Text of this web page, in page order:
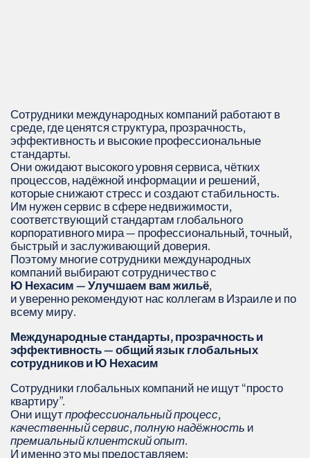
Сотрудники международных компаний работают в
среде, где ценятся структура, прозрачность,
эффективность и высокие профессиональные
стандарты.
Они ожидают высокого уровня сервиса, чётких
процессов, надёжной информации и решений,
которые снижают стресс и создают стабильность.
Им нужен сервис в сфере недвижимости,
соответствующий стандартам глобального
корпоративного мира — профессиональный, точный,
быстрый и заслуживающий доверия.
Поэтому многие сотрудники международных
компаний выбирают сотрудничество с
Ю Нехасим — Улучшаем вам жильё,
и уверенно рекомендуют нас коллегам в Израиле и по
всему миру.
Международные стандарты, прозрачность и
эффективность — общий язык глобальных
сотрудников и Ю Нехасим
Сотрудники глобальных компаний не ищут “просто
квартиру”.
Они ищутпрофессиональный процесс,
качественный сервис,полную надёжность и
премиальный клиентский опыт.
И именно это мы предоставляем: